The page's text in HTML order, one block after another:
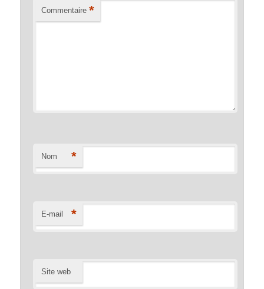
Commentaire *
Nom *
E-mail *
Site web